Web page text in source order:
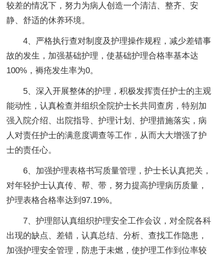
较差的情况下，努力为病人创造一个清洁、整齐、安
静、舒适的休养环境。
4、严格执行查对制度及护理操作规程，减少差错事
故的发生，加强基础护理，使基础护理合格率基本达
100%，褥疮发生率为0。
5、深入开展整体的护理，积极发挥责任护士的主观
能动性，认真检查并组织全院护士长共同查房，特别加
强入院介绍、出院指导、护理计划、护理措施落实，病
人对责任护士的满意度调查等工作，从而大大增强了护
士的责任心。
6、加强护理表格书写质量管理，护士长认真把关，
对年轻护士认真传、帮、带，努力提高护理病历质量，
护理表格合格率达到97.19%。
7、护理部认真组织护理安全工作会议，对全院各科
出现的缺点、差错，认真总结、分析、查找工作隐患，
加强护理安全管理，防患于未燃，使护理工作到位率较